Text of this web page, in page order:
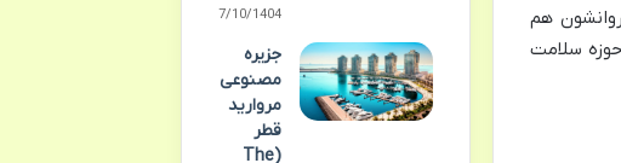
هم
سلامت
07/10/1404
جزیره
مصنوعی
مروارید
قطر
(The